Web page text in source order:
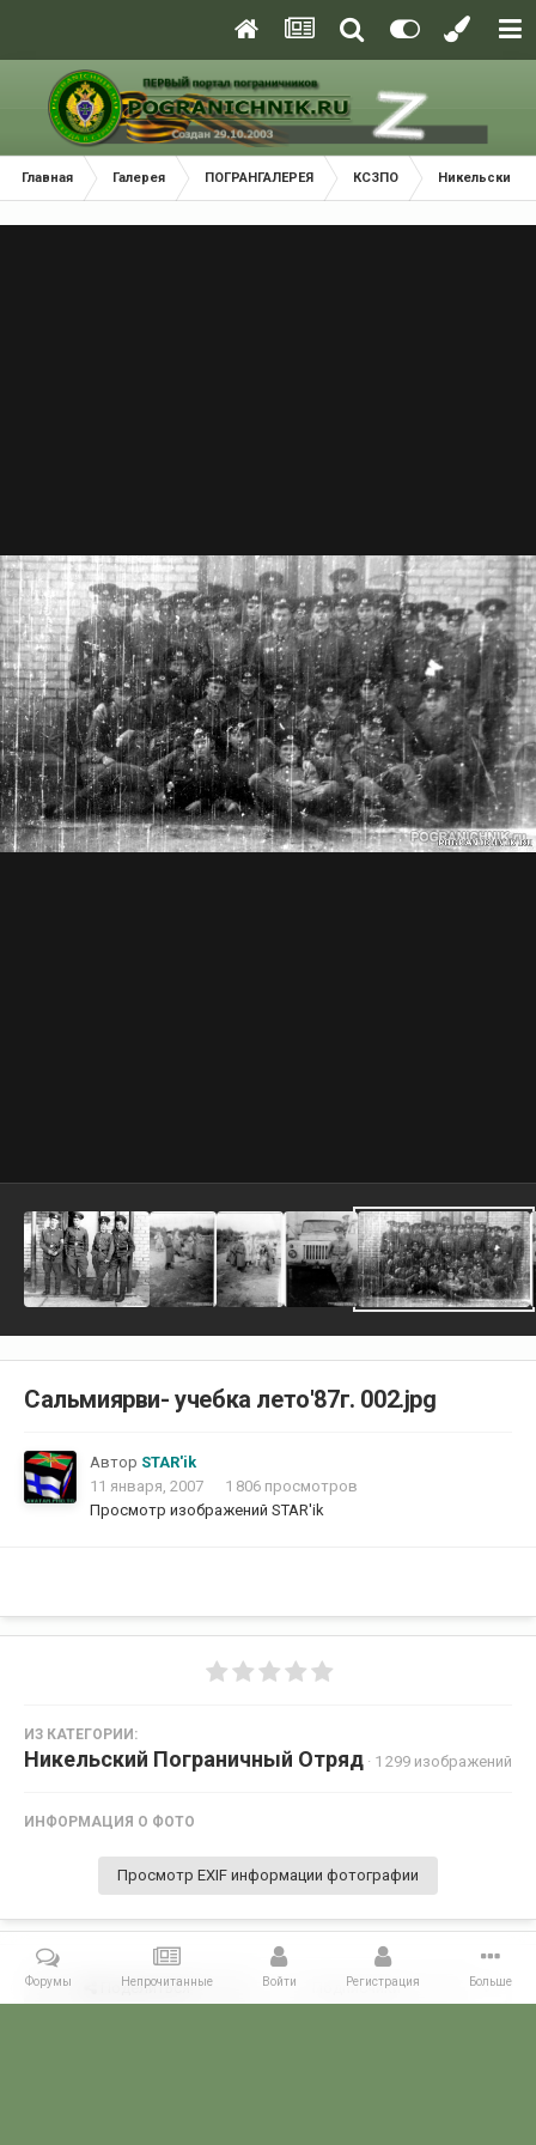
Главная Галерея ПОГРАНГАЛЕРЕЯ КСЗПО Никельский
Сальмиярви- учебка лето'87г. 002.jpg
Автор STAR'ik
11 января, 2007
1 806 просмотров
Просмотр изображений STAR'ik
ИЗ КАТЕГОРИИ:
Никельский Пограничный Отряд · 1 299 изображений
ИНФОРМАЦИЯ О ФОТО
Просмотр EXIF информации фотографии
Поделиться Подписчики 0
Форумы Непрочитанные Войти Регистрация Больше